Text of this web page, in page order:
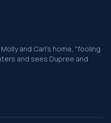
and Carl's home, "fooling
and sees Dupree and